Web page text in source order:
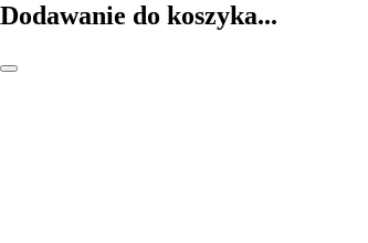
Dodawanie do koszyka...